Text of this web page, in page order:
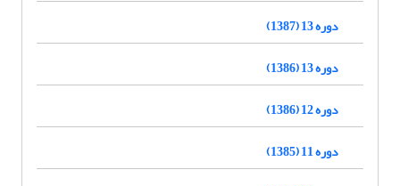
دوره 13 (1387)
دوره 13 (1386)
دوره 12 (1386)
دوره 11 (1385)